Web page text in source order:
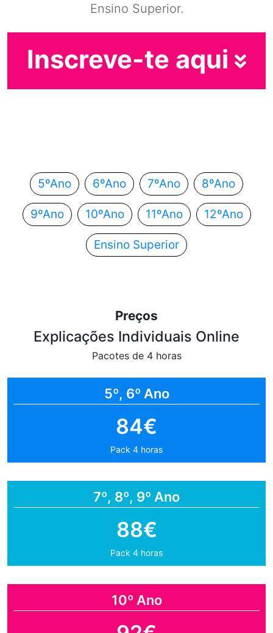
Ensino Superior.
Inscreve-te aqui
5ºAno 6ºAno 7ºAno 8ºAno
9ºAno 10ºAno 11ºAno 12ºAno
Ensino Superior
Preços
Explicações Individuais Online
Pacotes de 4 horas
5º, 6º Ano
84€
Pack 4 horas
7º, 8º, 9º Ano
88€
Pack 4 horas
10º Ano